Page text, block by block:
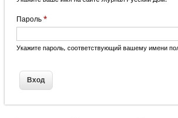
Пароль *
Укажите пароль, соответствующий вашему имени